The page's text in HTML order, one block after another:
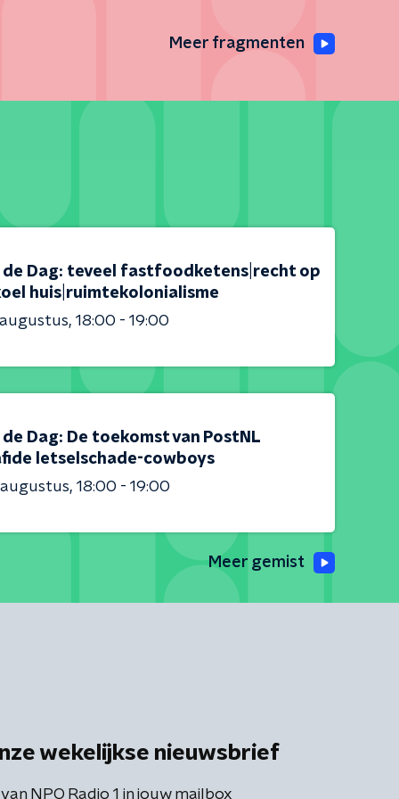
Meer fragmenten
de Dag: teveel fastfoodketens|recht op
huis|ruimtekolonialisme
18:00 - 19:00
Dag: De toekomst van PostNL
letselschade-cowboys
18:00 - 19:00
Meer gemist
wekelijkse nieuwsbrief
NPO Radio 1 in jouw mailbox